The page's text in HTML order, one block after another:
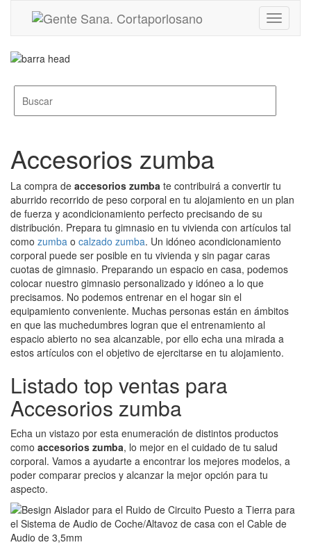
Toggle
Accesorios zumba
La compra de accesorios zumba te contribuirá a convertir tu
aburrido recorrido de peso corporal en tu alojamiento en un plan
de fuerza y acondicionamiento perfecto precisando de su
distribución. Prepara tu gimnasio en tu vivienda con artículos tal
como zumba o calzado zumba. Un idóneo acondicionamiento
corporal puede ser posible en tu vivienda y sin pagar caras
cuotas de gimnasio. Preparando un espacio en casa, podemos
colocar nuestro gimnasio personalizado y idóneo a lo que
precisamos. No podemos entrenar en el hogar sin el
equipamiento conveniente. Muchas personas están en ámbitos
en que las muchedumbres logran que el entrenamiento al
espacio abierto no sea alcanzable, por ello echa una mirada a
estos artículos con el objetivo de ejercitarse en tu alojamiento.
Listado top ventas para
Accesorios zumba
Echa un vistazo por esta enumeración de distintos productos
como accesorios zumba, lo mejor en el cuidado de tu salud
corporal. Vamos a ayudarte a encontrar los mejores modelos, a
poder comparar precios y alcanzar la mejor opción para tu
aspecto.